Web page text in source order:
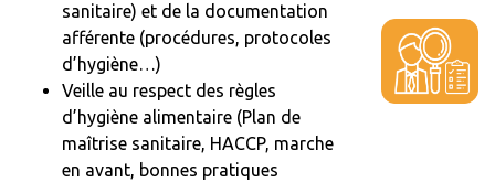
sanitaire) et de la documentation
afférente (procédures, protocoles
d’hygiène…)
Veille au respect des règles
d’hygiène alimentaire (Plan de
maîtrise sanitaire, HACCP, marche
en avant, bonnes pratiques